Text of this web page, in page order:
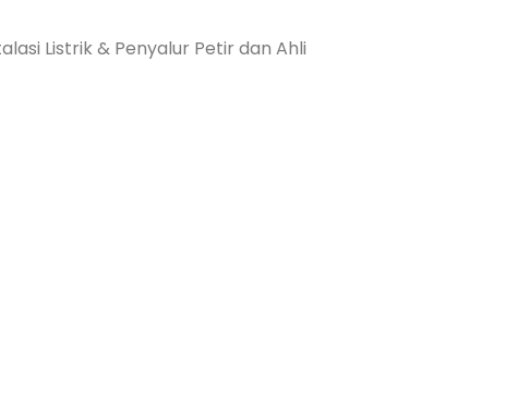
Listrik & Penyalur Petir dan Ahli